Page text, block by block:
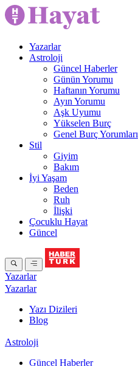
Yazarlar
Astroloji
Güncel Haberler
Günün Yorumu
Haftanın Yorumu
Ayın Yorumu
Aşk Uyumu
Yükselen Burç
Genel Burç Yorumları
Stil
Giyim
Bakım
İyi Yaşam
Beden
Ruh
İlişki
Çocuklu Hayat
Güncel
Yazarlar
Yazarlar
Yazı Dizileri
Blog
Astroloji
Güncel Haberler